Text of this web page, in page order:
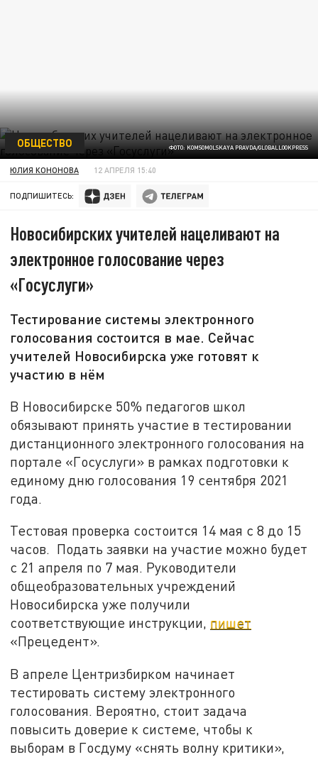
ФОТО: KOMSOMOLSKAYA PRAVDA/GLOBALLOOKPRESS
ОБЩЕСТВО
ЮЛИЯ КОНОНОВА 12 АПРЕЛЯ 15:40
ПОДПИШИТЕСЬ:
Новосибирских учителей нацеливают на
электронное голосование через
«Госуслуги»
Тестирование системы электронного
голосования состоится в мае. Сейчас
учителей Новосибирска уже готовят к
участию в нём
В Новосибирске 50% педагогов школ
обязывают принять участие в тестировании
дистанционного электронного голосования на
портале «Госуслуги» в рамках подготовки к
единому дню голосования 19 сентября 2021
года.
Тестовая проверка состоится 14 мая с 8 до 15
часов. Подать заявки на участие можно будет
с 21 апреля по 7 мая. Руководители
общеобразовательных учреждений
Новосибирска уже получили
соответствующие инструкции, пишет
«Прецедент».
В апреле Центризбирком начинает
тестировать систему электронного
голосования. Вероятно, стоит задача
повысить доверие к системе, чтобы к
выборам в Госдуму «снять волну критики»,